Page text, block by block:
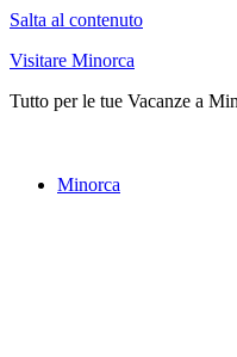
Salta al contenuto
Visitare Minorca
Tutto per le tue Vacanze a
Minorca